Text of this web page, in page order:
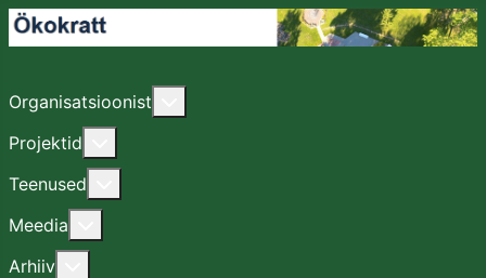
Organisatsioonist
Projektid
Teenused
Meedia
Arhiiv